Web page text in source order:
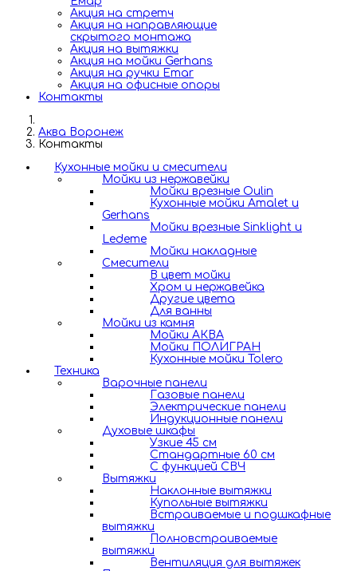
Акция на стретч
Акция на направляющие
скрытого монтажа
Акция на вытяжки
Акция на мойки Gerhans
Акция на ручки Emar
Акция на офисные опоры
Контакты
Аква Воронеж
Контакты
Кухонные мойки и смесители
Мойки из нержавейки
Мойки врезные Oulin
Кухонные мойки Amalet и
Gerhans
Мойки врезные Sinklight и
Ledeme
Мойки накладные
Смесители
В цвет мойки
Хром и нержавейка
Другие цвета
Для ванны
Мойки из камня
Мойки АКВА
Мойки ПОЛИГРАН
Кухонные мойки Tolero
Техника
Варочные панели
Газовые панели
Электрические панели
Индукционные панели
Духовые шкафы
Узкие 45 см
Стандартные 60 см
С функцией СВЧ
Вытяжки
Наклонные вытяжки
Купольные вытяжки
Встраиваемые и подшкафные
вытяжки
Полновстраиваемые
вытяжки
Вентиляция для вытяжек